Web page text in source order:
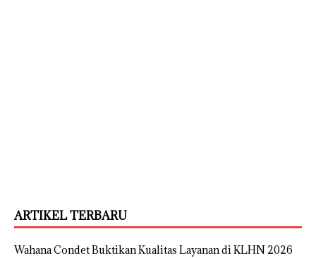
ARTIKEL TERBARU
Wahana Condet Buktikan Kualitas Layanan di KLHN 2026